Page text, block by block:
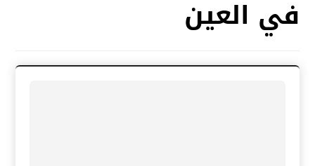
في العين